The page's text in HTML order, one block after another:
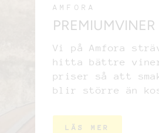
AMFORA
PREMIUMVINER
Vi på Amfora
hitta bättre
priser så att
blir större än
LÄS MER